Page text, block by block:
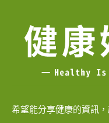
希望能分享健康的資訊